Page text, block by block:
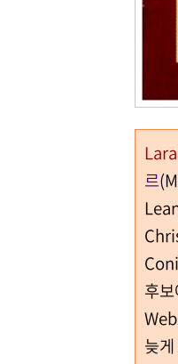
르
후
늦